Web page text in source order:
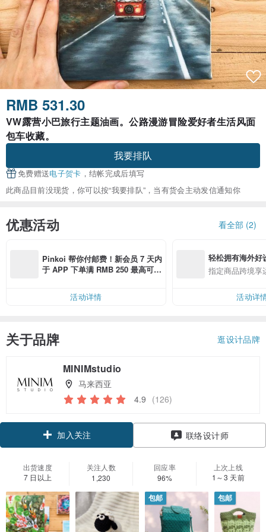
RMB 531.30
VW露营小巴旅行主题油画。公路漫游冒险爱好者生活风面
包车收藏。
我要排队
免费赠送电子贺卡 ，结帐完成后填写
此商品目前没现货，你可以按“我要排队”，当有货会主动发信通知你
优惠活动 看全部 (2)
Pinkoi 帮你付邮费！新会员 7 天内
于 APP 下单满 RMB 250 最高可折
活动详情
轻松拥有海外好
指定商品跨境享
活动详
关于品牌 逛设计品牌
MINIMstudio
马来西亚
4.9 (126)
加入关注 联络设计师
出货速度
7 日以上
关注人数
1,230
回应率
96%
上次上线
1～3 天前
包邮 包邮